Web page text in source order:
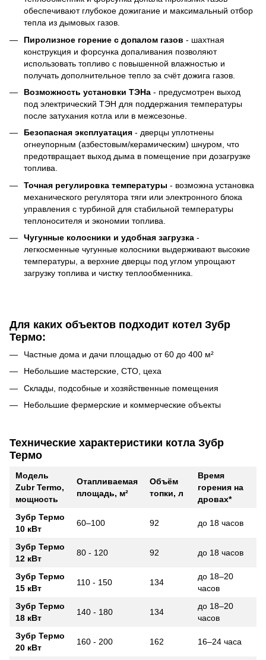
обеспечивают глубокое дожигание и максимальный отбор
тепла из дымовых газов.
Пиролизное горение с допалом газов - шахтная
конструкция и форсунка допаливания позволяют
использовать топливо с повышенной влажностью и
получать дополнительное тепло за счёт дожига газов.
Возможность установки ТЭНа - предусмотрен выход
под электрический ТЭН для поддержания температуры
после затухания котла или в межсезонье.
Безопасная эксплуатация - дверцы уплотнены
огнеупорным (азбестовым/керамическим) шнуром, что
предотвращает выход дыма в помещение при дозагрузке
топлива.
Точная регулировка температуры - возможна установка
механического регулятора тяги или электронного блока
управления с турбиной для стабильной температуры
теплоносителя и экономии топлива.
Чугунные колосники и удобная загрузка -
легкосменные чугунные колосники выдерживают высокие
температуры, а верхние дверцы под углом упрощают
загрузку топлива и чистку теплообменника.
Для каких объектов подходит котел Зубр
Термо:
Частные дома и дачи площадью от 60 до 400 м²
Небольшие мастерские, СТО, цеха
Склады, подсобные и хозяйственные помещения
Небольшие фермерские и коммерческие объекты
Технические характеристики котла Зубр
Термо
Модель
Zubr Termo,
мощность
Отапливаемая
площадь, м²
Объём
топки, л
Время
горения на
дровах*
Зубр Термо
10 кВт
60–100 92 до 18 часов
Зубр Термо
12 кВт
80 - 120 92 до 18 часов
Зубр Термо
15 кВт
110 - 150 134
до 18–20
часов
Зубр Термо
18 кВт
140 - 180 134
до 18–20
часов
Зубр Термо
20 кВт
160 - 200 162 16–24 часа